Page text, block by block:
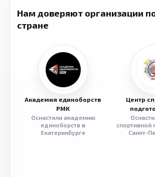
Нам доверяют организации
стране
Академия единоборств
РМК
Оснастили академию
единоборств в
Екатеринбурге
Центр
спортивной
Санкт-